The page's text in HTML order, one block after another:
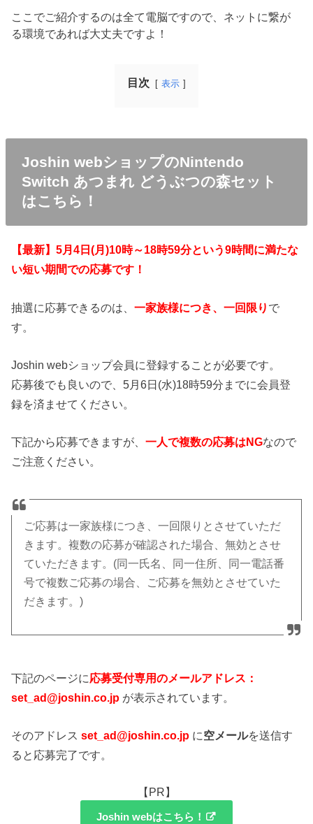
ここでご紹介するのは全て電脳ですので、ネットに繋が
る環境であれば大丈夫ですよ！
目次 表示
Joshin webショップのNintendo
Switch あつまれ どうぶつの森セット
はこちら！
【最新】5月4日(月)10時～18時59分という9時間に満たな
い短い期間での応募です！
抽選に応募できるのは、一家族様につき、一回限り で
す。
Joshin webショップ会員に登録することが必要です。
応募後でも良いので、5月6日(水)18時59分までに会員登
録を済ませてください。
下記から応募できますが、一人で複数の応募はNGなので
ご注意ください。
ご応募は一家族様につき、一回限りとさせていただ
きます。複数の応募が確認された場合、無効とさせ
ていただきます。(同一氏名、同一住所、同一電話番
号で複数ご応募の場合、ご応募を無効とさせていた
だきます。)
下記のページに応募受付専用のメールアドレス：
set_ad@joshin.co.jp が表示されています。
そのアドレスset_ad@joshin.co.jp に空メールを送信す
ると応募完了です。
【PR】
Joshin webはこちら！